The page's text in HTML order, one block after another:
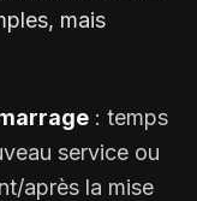
mais
: temps
service ou
après la mise